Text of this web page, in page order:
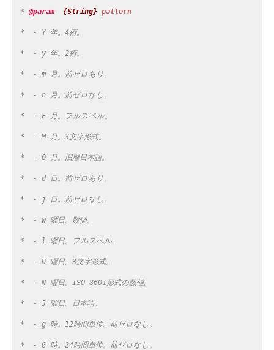
* @param {String} pattern
*  - Y 年。4桁。
*  - y 年。2桁。
*  - m 月。前ゼロあり。
*  - n 月。前ゼロなし。
*  - F 月。フルスペル。
*  - M 月。3文字形式。
*  - O 月。旧暦日本語。
*  - d 日。前ゼロあり。
*  - j 日。前ゼロなし。
*  - w 曜日。数値。
*  - l 曜日。フルスペル。
*  - D 曜日。3文字形式。
*  - N 曜日。ISO-8601形式の数値。
*  - J 曜日。日本語。
*  - g 時。12時間単位。前ゼロなし。
*  - G 時。24時間単位。前ゼロなし。